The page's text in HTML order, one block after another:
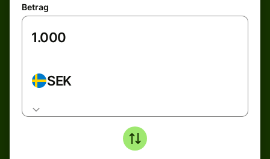
Betrag
SEK